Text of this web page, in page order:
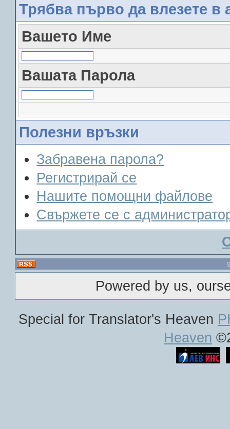
Трябва първо да влезете в
Вашето Име
Вашата Парола
Полезни връзки
Забравена парола?
Регистрирай се
Нашите помощни файлове
Свържете се с
Powered by us,
Special for Translator's Heaven
Heaven